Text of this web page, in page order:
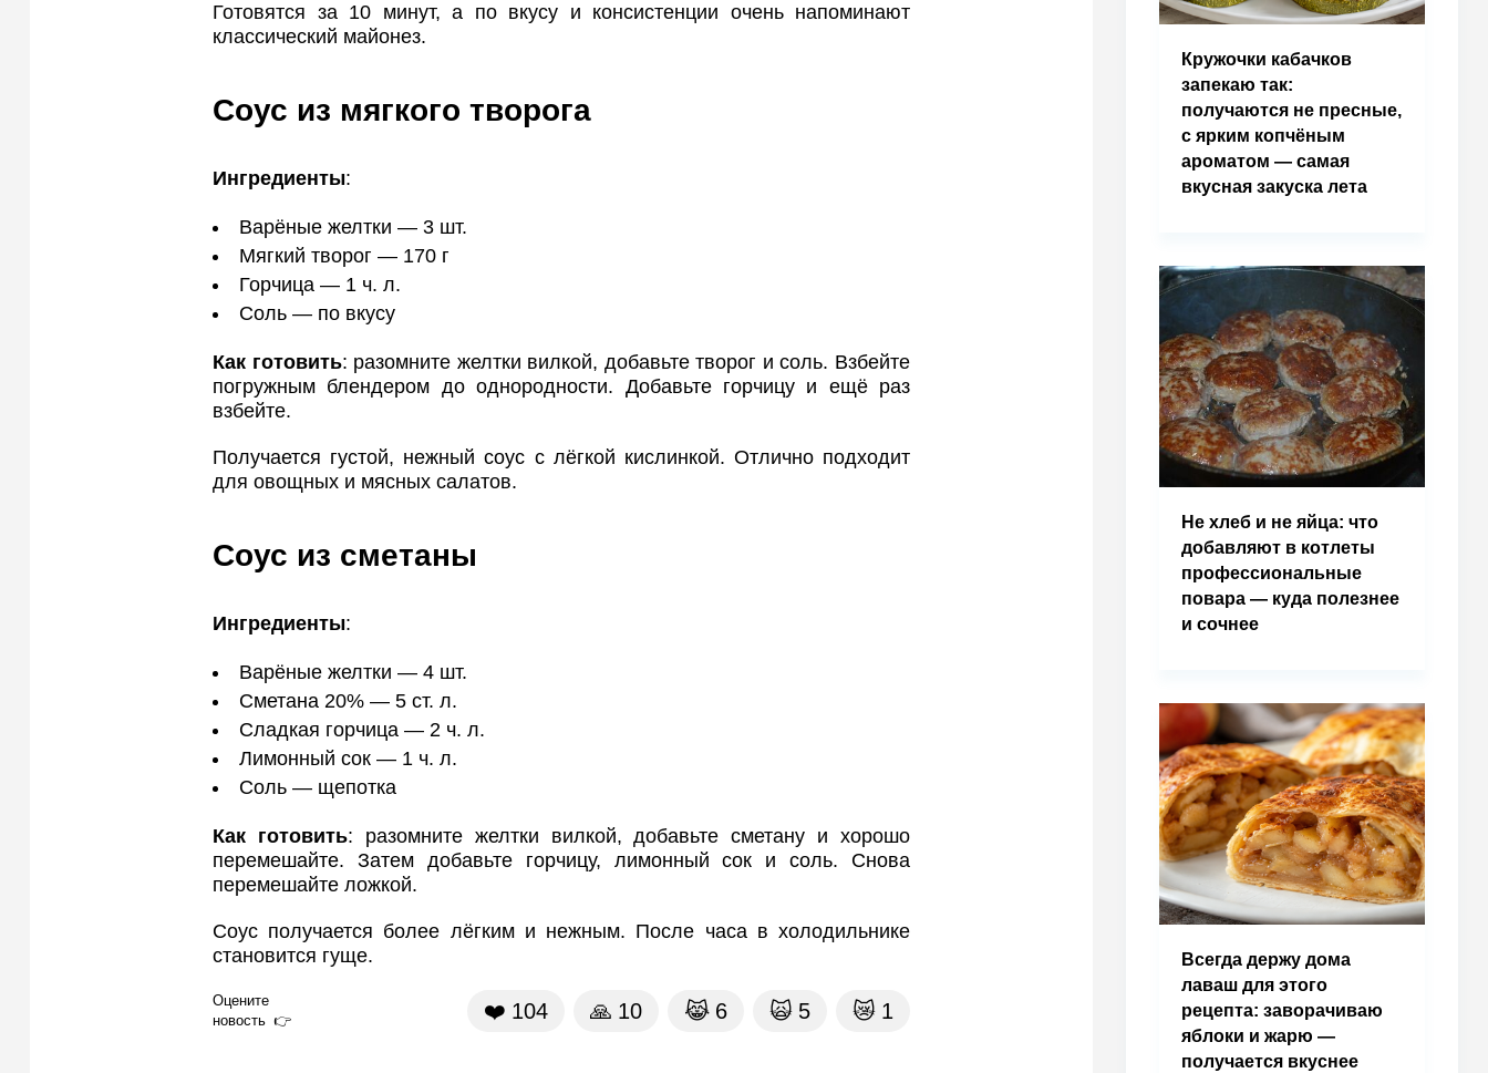
Готовятся за 10 минут, а по вкусу и консистенции очень напоминают
классический майонез.
Соус из мягкого творога
Ингредиенты:
Варёные желтки — 3 шт.
Мягкий творог — 170 г
Горчица — 1 ч. л.
Соль — по вкусу
Как готовить: разомните желтки вилкой, добавьте творог и соль. Взбейте
погружным блендером до однородности. Добавьте горчицу и ещё раз
взбейте.
Получается густой, нежный соус с лёгкой кислинкой. Отлично подходит
для овощных и мясных салатов.
Соус из сметаны
Ингредиенты:
Варёные желтки — 4 шт.
Сметана 20% — 5 ст. л.
Сладкая горчица — 2 ч. л.
Лимонный сок — 1 ч. л.
Соль — щепотка
Как готовить: разомните желтки вилкой, добавьте сметану и хорошо
перемешайте. Затем добавьте горчицу, лимонный сок и соль. Снова
перемешайте ложкой.
Соус получается более лёгким и нежным. После часа в холодильнике
становится гуще.
Оцените
новость
❤️ 104 🙏 10 😹 6 🙀 5 😿 1
Кружочки кабачков
запекаю так:
получаются не пресные,
с ярким копчёным
ароматом — самая
вкусная закуска лета
Не хлеб и не яйца: что
добавляют в котлеты
профессиональные
повара — куда полезнее
и сочнее
Всегда держу дома
лаваш для этого
рецепта: заворачиваю
яблоки и жарю —
получается вкуснее